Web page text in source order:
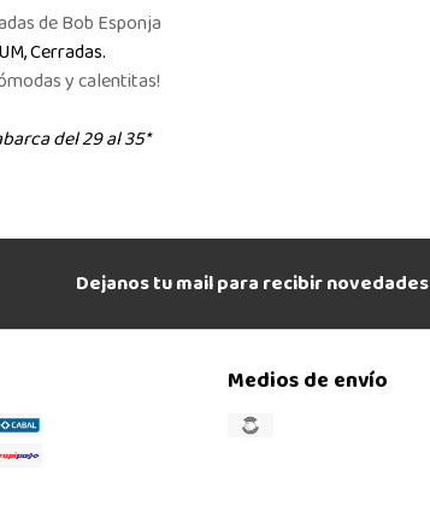
de Bob Esponja
Cerradas.
y calentitas!
del 29 al 35*
Dejanos tu mail para recibir novedades
Medios de envío